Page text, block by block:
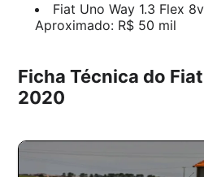
Fiat Uno Way 1.3 Flex
Aproximado: R$ 50 mil
Ficha Técnica do
2020